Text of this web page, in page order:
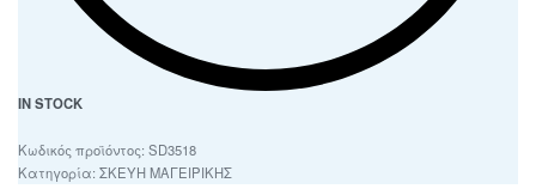
IN STOCK
SD3518
Κατηγορία: ΣΚΕΥΗ ΜΑΓΕΙΡΙΚΗΣ